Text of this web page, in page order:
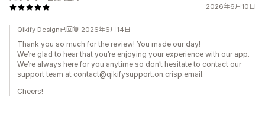
2026年6月10日
Qikify Design已回复 2026年6月14日
Thank you so much for the review! You made our day!
We’re glad to hear that you’re enjoying your experience with our app.
We’re always here for you anytime so don’t hesitate to contact our
support team at contact@qikifysupport.on.crisp.email.
Cheers!